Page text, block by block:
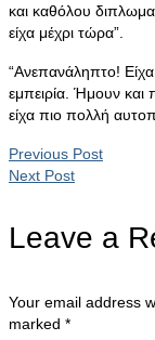
και καθόλου
είχα μέχρι τώρα”.
“Ανεπανάληπτο! Είχα
εμπειρία. Ήμουν και
είχα πιο πολλή
Previous Post
Next Post
Leave a
Your email address
marked *